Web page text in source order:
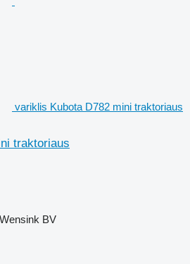
variklis Kubota D782 mini traktoriaus
traktoriaus
BV